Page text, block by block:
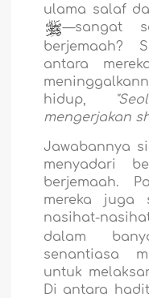
ulama salaf
—sangat
berjemaah?
antara
hidup,
mengerjakan
Jawabannya
menyadari
berjemaah.
mereka juga
nasihat-
dalam
senantiasa
untuk
Di antara